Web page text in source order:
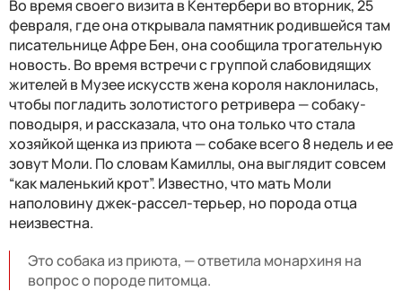
Во время своего визита в Кентербери во вторник, 25
февраля, где она открывала памятник родившейся там
писательнице Афре Бен, она сообщила трогательную
новость. Во время встречи с группой слабовидящих
жителей в Музее искусств жена короля наклонилась,
чтобы погладить золотистого ретривера — собаку-
поводыря, и рассказала, что она только что стала
хозяйкой щенка из приюта — собаке всего 8 недель и ее
зовут Моли. По словам Камиллы, она выглядит совсем
“как маленький крот”. Известно, что мать Моли
наполовину джек-рассел-терьер, но порода отца
неизвестна.
Это собака из приюта, — ответила монархиня на
вопрос о породе питомца.